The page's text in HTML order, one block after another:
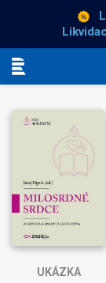
UKÁZKA